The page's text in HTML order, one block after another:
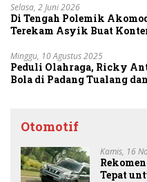
Selasa, 2 Juni 2026
Di Tengah Polemik
Terekam Asyik Buat
Minggu, 10 Agustus 2025
Peduli Olahraga, Ricky
Bola di Padang Tualang
Otomotif
Kamis, 16
Tepat